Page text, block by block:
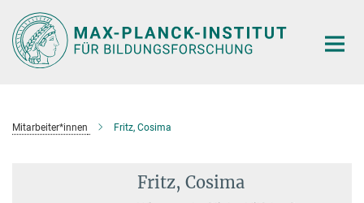
Hauptinhalt
Mitarbeiter*innen Fritz, Cosima
Fritz, Cosima